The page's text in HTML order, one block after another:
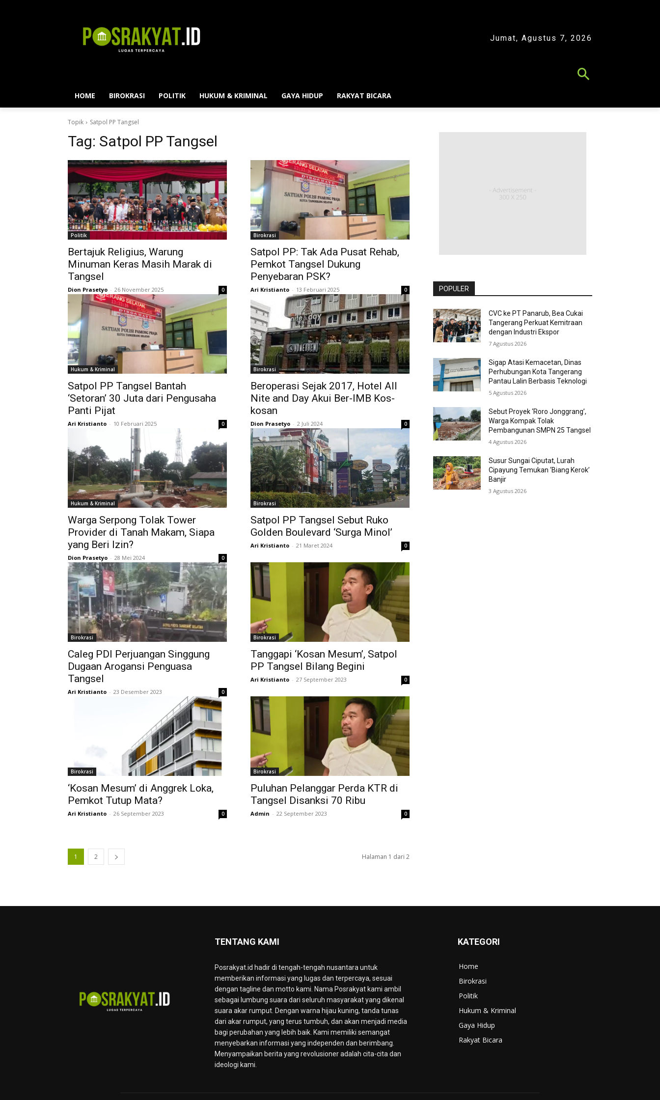
Jumat, Agustus 7, 2026
HOME BIROKRASI POLITIK HUKUM & KRIMINAL GAYA HIDUP RAKYAT BICARA
Topik Satpol PP Tangsel
Tag: Satpol PP Tangsel
Politik
Bertajuk Religius, Warung
Minuman Keras Masih Marak di
Tangsel
Dion Prasetyo - 26 November 2025 0
Birokrasi
Satpol PP: Tak Ada Pusat Rehab,
Pemkot Tangsel Dukung
Penyebaran PSK?
Ari Kristianto - 13 Februari 2025 0
Hukum & Kriminal
Satpol PP Tangsel Bantah
‘Setoran’ 30 Juta dari Pengusaha
Panti Pijat
Ari Kristianto - 10 Februari 2025 0
Birokrasi
Beroperasi Sejak 2017, Hotel All
Nite and Day Akui Ber-IMB Kos-
kosan
Dion Prasetyo - 2 Juli 2024 0
Hukum & Kriminal
Warga Serpong Tolak Tower
Provider di Tanah Makam, Siapa
yang Beri Izin?
Dion Prasetyo - 28 Mei 2024 0
Birokrasi
Satpol PP Tangsel Sebut Ruko
Golden Boulevard ‘Surga Minol’
Ari Kristianto - 21 Maret 2024 0
Birokrasi
Caleg PDI Perjuangan Singgung
Dugaan Arogansi Penguasa
Tangsel
Ari Kristianto - 23 Desember 2023 0
Birokrasi
Tanggapi ‘Kosan Mesum’, Satpol
PP Tangsel Bilang Begini
Ari Kristianto - 27 September 2023 0
Birokrasi
‘Kosan Mesum’ di Anggrek Loka,
Pemkot Tutup Mata?
Ari Kristianto - 26 September 2023 0
Birokrasi
Puluhan Pelanggar Perda KTR di
Tangsel Disanksi 70 Ribu
Admin - 22 September 2023 0
1 2 Halaman 1 dari 2
POPULER
CVC ke PT Panarub, Bea Cukai
Tangerang Perkuat Kemitraan
dengan Industri Ekspor
7 Agustus 2026
Sigap Atasi Kemacetan, Dinas
Perhubungan Kota Tangerang
Pantau Lalin Berbasis Teknologi
5 Agustus 2026
Sebut Proyek ‘Roro Jonggrang’,
Warga Kompak Tolak
Pembangunan SMPN 25 Tangsel
4 Agustus 2026
Susur Sungai Ciputat, Lurah
Cipayung Temukan ‘Biang Kerok’
Banjir
3 Agustus 2026
TENTANG KAMI
Posrakyat.id hadir di tengah-tengah nusantara untuk
memberikan informasi yang lugas dan terpercaya, sesuai
dengan tagline dan motto kami. Nama Posrakyat kami ambil
sebagai lumbung suara dari seluruh masyarakat yang dikenal
suara akar rumput. Dengan warna hijau kuning, tanda tunas
dari akar rumput, yang terus tumbuh, dan akan menjadi media
bagi perubahan yang lebih baik. Kami memiliki semangat
menyebarkan informasi yang independen dan berimbang.
Menyampaikan berita yang revolusioner adalah cita-cita dan
ideologi kami.
KATEGORI
Home
Birokrasi
Politik
Hukum & Kriminal
Gaya Hidup
Rakyat Bicara